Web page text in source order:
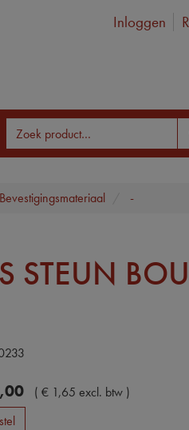
Inloggen
Bevestigingsmateriaal -
STEUN
,00 (€ 1,65 excl. btw )